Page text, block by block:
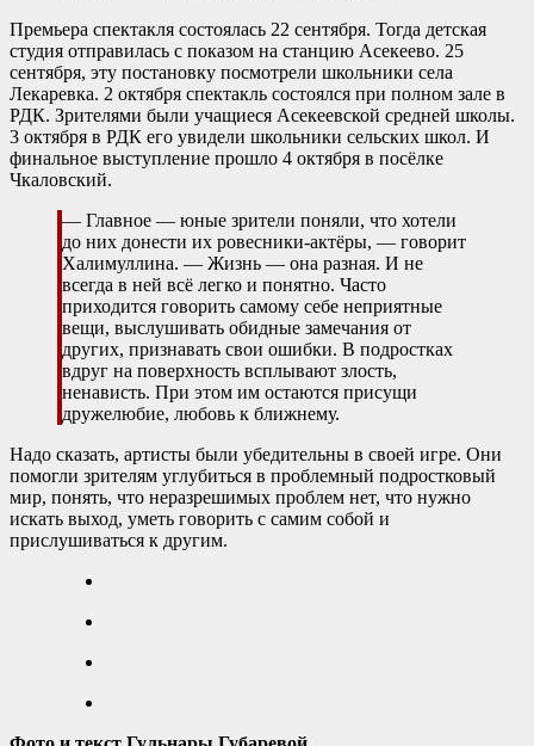
Премьера спектакля состоялась 22 сентября. Тогда детская
студия отправилась с показом на станцию Асекеево. 25
сентября, эту постановку посмотрели школьники села
Лекаревка. 2 октября спектакль состоялся при полном зале в
РДК. Зрителями были учащиеся Асекеевской средней школы.
3 октября в РДК его увидели школьники сельских школ. И
финальное выступление прошло 4 октября в посёлке
Чкаловский.
— Главное — юные зрители поняли, что хотели
до них донести их ровесники-актёры, — говорит
Халимуллина. — Жизнь — она разная. И не
всегда в ней всё легко и понятно. Часто
приходится говорить самому себе неприятные
вещи, выслушивать обидные замечания от
других, признавать свои ошибки. В подростках
вдруг на поверхность всплывают злость,
ненависть. При этом им остаются присущи
дружелюбие, любовь к ближнему.
Надо сказать, артисты были убедительны в своей игре. Они
помогли зрителям углубиться в проблемный подростковый
мир, понять, что неразрешимых проблем нет, что нужно
искать выход, уметь говорить с самим собой и
прислушиваться к другим.